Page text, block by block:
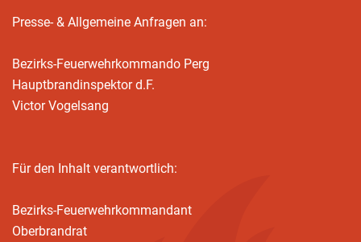
Presse- & Allgemeine Anfragen an:
Bezirks-Feuerwehrkommando Perg
Hauptbrandinspektor d.F.
Victor Vogelsang
Für den Inhalt verantwortlich:
Bezirks-Feuerwehrkommandant
Oberbrandrat